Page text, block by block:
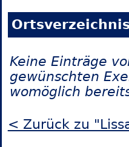
Ortsverzeichnis
Keine Einträge
gewünschten
womöglich
< Zurück zu